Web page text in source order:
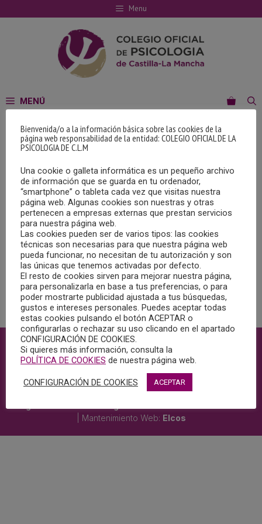
al
Menu
MENÚ
SINGLE COURSE
Política de privacidad
Compromiso con la protección de datos personales
Politica Seguridad de la Información
Colegio Oficial de Psicología de Castilla-La Mancha © 2026
| Mantenimiento Web: Elcos
Bienvenida/o a la información básica sobre las cookies de la
página web responsabilidad de la entidad: COLEGIO OFICIAL DE LA
PSICOLOGIA DE C.L.M
Una cookie o galleta informática es un pequeño archivo
de información que se guarda en tu ordenador,
“smartphone” o tableta cada vez que visitas nuestra
página web. Algunas cookies son nuestras y otras
pertenecen a empresas externas que prestan servicios
para nuestra página web.
Las cookies pueden ser de varios tipos: las cookies
técnicas son necesarias para que nuestra página web
pueda funcionar, no necesitan de tu autorización y son
las únicas que tenemos activadas por defecto.
El resto de cookies sirven para mejorar nuestra página,
para personalizarla en base a tus preferencias, o para
poder mostrarte publicidad ajustada a tus búsquedas,
gustos e intereses personales. Puedes aceptar todas
estas cookies pulsando el botón ACEPTAR o
configurarlas o rechazar su uso clicando en el apartado
CONFIGURACIÓN DE COOKIES.
Si quieres más información, consulta la
POLÍTICA DE COOKIES de nuestra página web.
CONFIGURACIÓN DE COOKIES ACEPTAR